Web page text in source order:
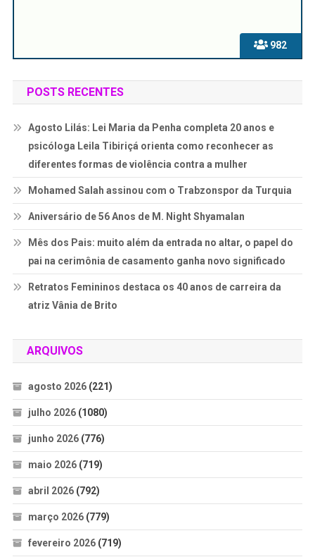
982
POSTS RECENTES
Agosto Lilás: Lei Maria da Penha completa 20 anos e
psicóloga Leila Tibiriçá orienta como reconhecer as
diferentes formas de violência contra a mulher
Mohamed Salah assinou com o Trabzonspor da Turquia
Aniversário de 56 Anos de M. Night Shyamalan
Mês dos Pais: muito além da entrada no altar, o papel do
pai na cerimônia de casamento ganha novo significado
Retratos Femininos destaca os 40 anos de carreira da
atriz Vânia de Brito
ARQUIVOS
agosto 2026(221)
julho 2026(1080)
junho 2026(776)
maio 2026(719)
abril 2026(792)
março 2026(779)
fevereiro 2026(719)